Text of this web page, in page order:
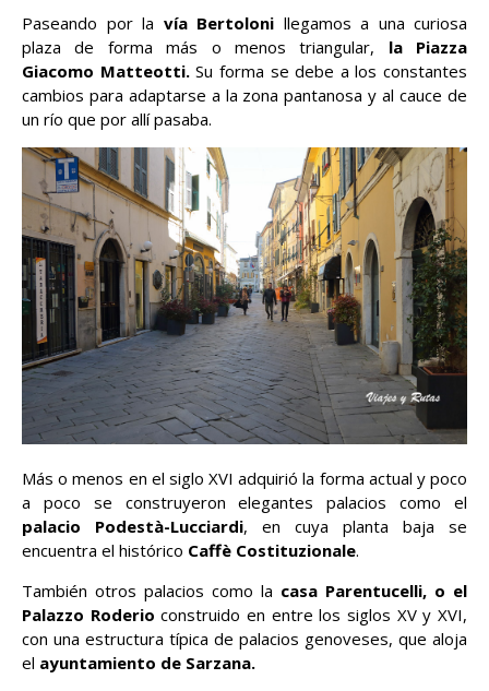
Paseando por la vía Bertoloni llegamos a una curiosa
plaza de forma más o menos triangular, la Piazza
Giacomo Matteotti.Su forma se debe a los constantes
cambios para adaptarse a la zona pantanosa y al cauce de
un río que por allí pasaba.
Más o menos en el siglo XVI adquirió la forma actual y poco
a poco se construyeron elegantes palacios como el
palacio Podestà-Lucciardi, en cuya planta baja se
encuentra el histórico Caffè Costituzionale.
También otros palacios como la casa Parentucelli, o el
Palazzo Roderio construido en entre los siglos XV y XVI,
con una estructura típica de palacios genoveses, que aloja
el ayuntamiento de Sarzana.